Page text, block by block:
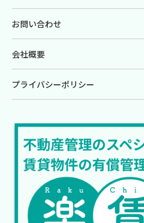
お問い合わせ
会社概要
プライバシーポリシー